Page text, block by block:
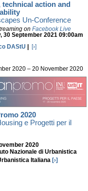
technical action and
Un-Conference
on Facebook Live
30 September 2021 09:00am
DAStU
[›]
2020 – 20 November 2020
2020
e Progetti per il
2020
Nazionale di Urbanistica
Italiana [›]